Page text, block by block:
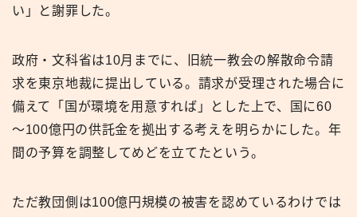
い」と謝罪した。
政府・文科省は10月までに、旧統一教会の解散命令請
求を東京地裁に提出している。請求が受理された場合に
備えて「国が環境を用意すれば」とした上で、国に60
～100億円の供託金を拠出する考えを明らかにした。年
間の予算を調整してめどを立てたという。
ただ教団側は100億円規模の被害を認めているわけでは